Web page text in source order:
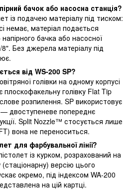
бачок або насосна станція?
із подачею матеріалу під тиском:
немає, матеріал подається
бачка або насосної
Без джерела матеріалу під
від WS-200 SP?
голівки на одному корпусі
голівку Flat Tip
розпилення. SP використовує
двоступеневе попереднє
Split Nozzle™ стосується лише
вона не переноситься.
для фарбувальної лінії?
із курком, розрахований на
версію цього
окремо, під індексом WA-200
на цій картці.